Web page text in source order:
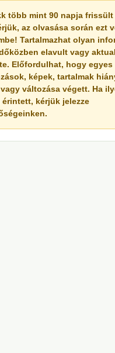
több mint 90 napja
az olvasása során ezt
Tartalmazhat olyan
elavult vagy
Előfordulhat, hogy egyes
képek, tartalmak
változása végett. Ha
érintett, kérjük jelezze